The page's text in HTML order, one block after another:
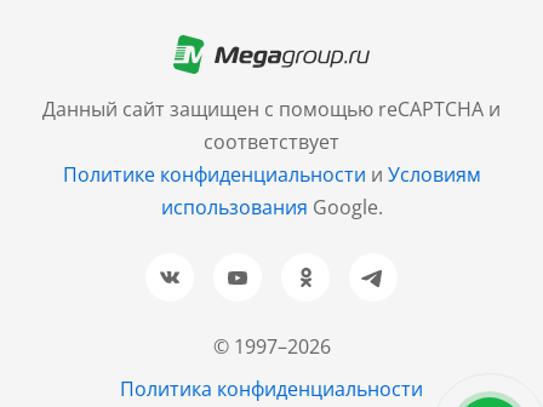
© 1997–2026
Политика конфиденциальности
Данный сайт защищен с помощью reCAPTCHA и
соответствует
Политике конфиденциальности и Условиям
использования Google.
+7 (499) 705-30-10
Санкт-Петербург
+7 (812) 600-77-33
Барнаул
+7 (961) 999-93-93
Новосибирск